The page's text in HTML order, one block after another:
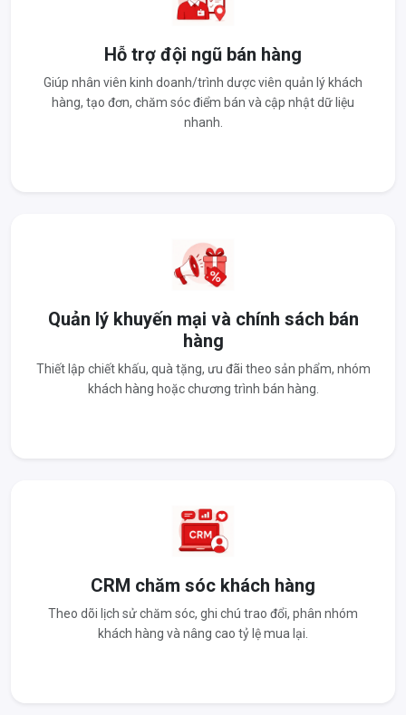
Hỗ trợ đội ngũ bán hàng
Giúp nhân viên kinh doanh/trình dược viên quản lý khách
hàng, tạo đơn, chăm sóc điểm bán và cập nhật dữ liệu
nhanh.
Quản lý khuyến mại và chính sách bán
hàng
Thiết lập chiết khấu, quà tặng, ưu đãi theo sản phẩm, nhóm
khách hàng hoặc chương trình bán hàng.
CRM chăm sóc khách hàng
Theo dõi lịch sử chăm sóc, ghi chú trao đổi, phân nhóm
khách hàng và nâng cao tỷ lệ mua lại.